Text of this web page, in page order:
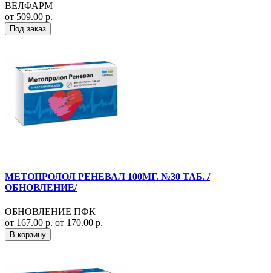
ВЕЛФАРМ
от 509.00 р.
Под заказ
МЕТОПРОЛОЛ РЕНЕВАЛ 100МГ. №30 ТАБ. /
ОБНОВЛЕНИЕ/
ОБНОВЛЕНИЕ ПФК
от 167.00 р. от 170.00 р.
В корзину